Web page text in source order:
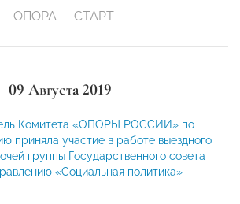
ОПОРА — СТАРТ
09 Августа 2019
Комитета «ОПОРЫ РОССИИ» по
приняла участие в работе выездного
группы Государственного совета
«Социальная политика»